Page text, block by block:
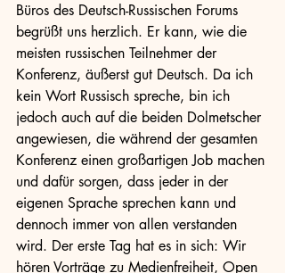
Büros des Deutsch-Russischen Forums
begrüßt uns herzlich. Er kann, wie die
meisten russischen Teilnehmer der
Konferenz, äußerst gut Deutsch. Da ich
kein Wort Russisch spreche, bin ich
jedoch auch auf die beiden Dolmetscher
angewiesen, die während der gesamten
Konferenz einen großartigen Job machen
und dafür sorgen, dass jeder in der
eigenen Sprache sprechen kann und
dennoch immer von allen verstanden
wird. Der erste Tag hat es in sich: Wir
hören Vorträge zu Medienfreiheit, Open